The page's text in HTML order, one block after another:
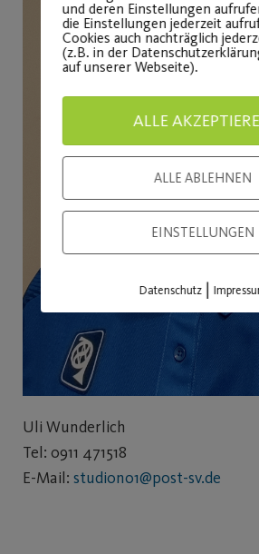
Uli Wunderlich
Tel: 0911 471518
E-Mail: studiono1@post-sv.de
und deren Einstellungen
die Einstellungen jederzeit
Cookies auch nachträglich
(z.B. in der
auf unserer Webseite).
ALLE
ALLE ABLEHNEN
EINSTELLUNGEN
Datenschutz|